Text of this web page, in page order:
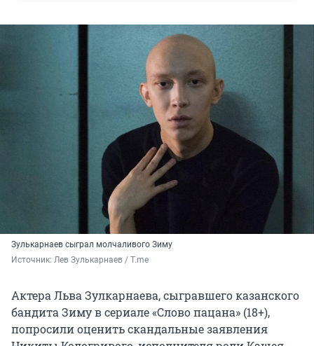
Зулькарнаев сыграл молчаливого Зиму
Источник: Лев Зулькарнаев / T.me
Актера Льва Зулкарнаева, сыгравшего казанского
бандита Зиму в сериале «Слово пацана» (18+),
попросили оценить скандальные заявления